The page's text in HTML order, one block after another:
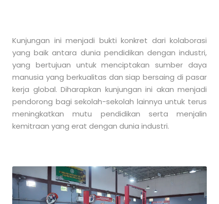
Kunjungan ini menjadi bukti konkret dari kolaborasi
yang baik antara dunia pendidikan dengan industri,
yang bertujuan untuk menciptakan sumber daya
manusia yang berkualitas dan siap bersaing di pasar
kerja global. Diharapkan kunjungan ini akan menjadi
pendorong bagi sekolah-sekolah lainnya untuk terus
meningkatkan mutu pendidikan serta menjalin
kemitraan yang erat dengan dunia industri.